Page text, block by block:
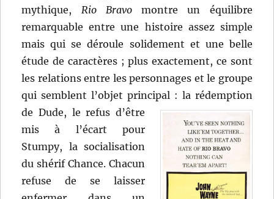
mythique, Rio Bravomontre un équilibre
remarquable entre une histoire assez simple
mais qui se déroule solidement et une belle
étude de caractères ; plus exactement, ce sont
les relations entre les personnages et le groupe
qui semblent l’objet principal : la rédemption
de Dude, le refus d’être
mis à l’écart pour
Stumpy, la socialisation
du shérif Chance. Chacun
refuse de se laisser